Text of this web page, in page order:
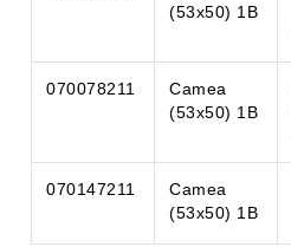
(53x50) 1B
070078211
Camea
(53x50) 1B
070147211
Camea
(53x50) 1B